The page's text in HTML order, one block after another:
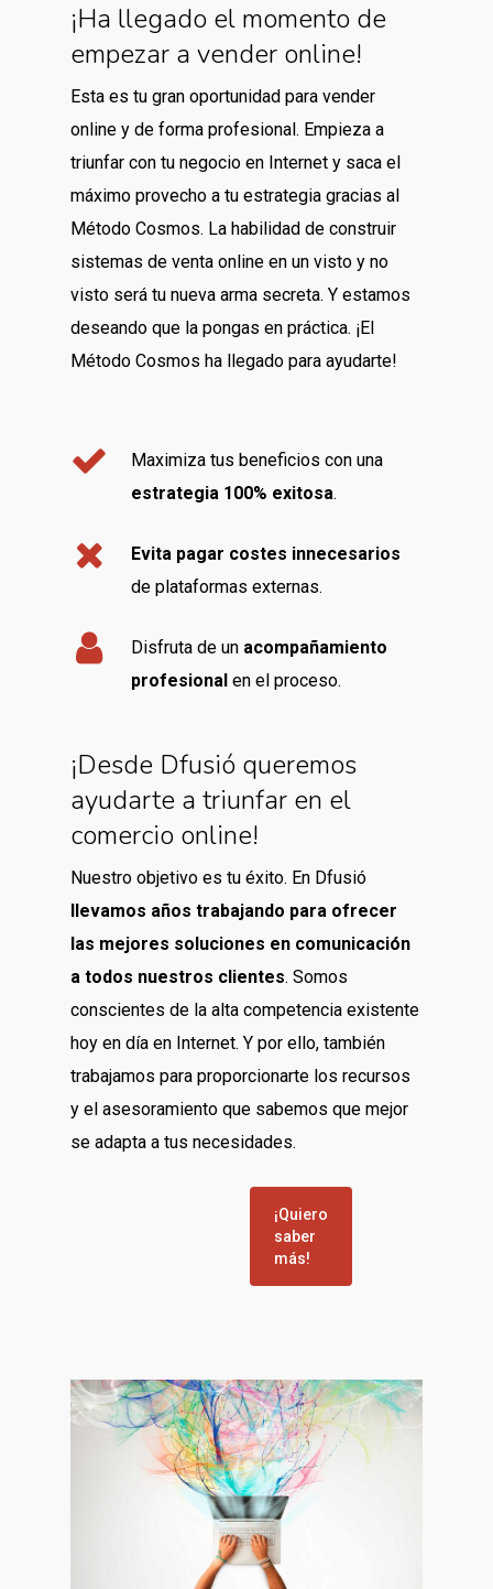
¡Ha llegado el momento de
empezar a vender online!
Esta es tu gran oportunidad para vender
online y de forma profesional. Empieza a
triunfar con tu negocio en Internet y saca el
máximo provecho a tu estrategia gracias al
Método Cosmos. La habilidad de construir
sistemas de venta online en un visto y no
visto será tu nueva arma secreta. Y estamos
deseando que la pongas en práctica. ¡El
Método Cosmos ha llegado para ayudarte!
Maximiza tus beneficios con una
estrategia 100% exitosa.
Evita pagar costes innecesarios
de plataformas externas.
Disfruta de un acompañamiento
profesional en el proceso.
¡Desde Dfusió queremos
ayudarte a triunfar en el
comercio online!
Nuestro objetivo es tu éxito. En Dfusió
llevamos años trabajando para ofrecer
las mejores soluciones en comunicación
a todos nuestros clientes. Somos
conscientes de la alta competencia existente
hoy en día en Internet. Y por ello, también
trabajamos para proporcionarte los recursos
y el asesoramiento que sabemos que mejor
se adapta a tus necesidades.
¡Quiero
saber
más!